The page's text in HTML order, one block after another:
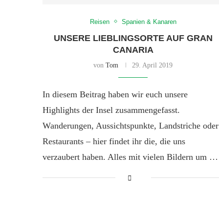
Reisen Spanien & Kanaren
UNSERE LIEBLINGSORTE AUF GRAN
CANARIA
von Tom 29. April 2019
In diesem Beitrag haben wir euch unsere
Highlights der Insel zusammengefasst.
Wanderungen, Aussichtspunkte, Landstriche oder
Restaurants – hier findet ihr die, die uns
verzaubert haben. Alles mit vielen Bildern um …